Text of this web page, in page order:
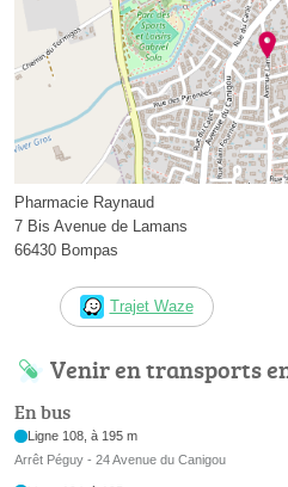
Pharmacie Raynaud
7 Bis Avenue de Lamans
66430 Bompas
Trajet Waze
Venir en transports
En bus
Ligne 108, à 195 m
Arrêt Péguy - 24 Avenue du Canigou